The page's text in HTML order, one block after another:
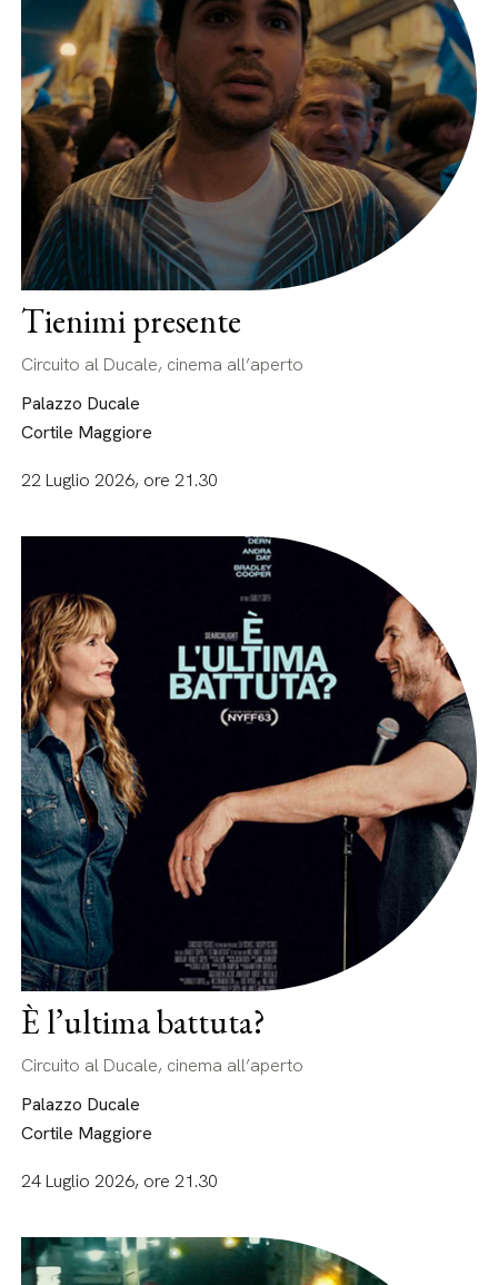
Tienimi presente
Circuito al Ducale, cinema all’aperto
Palazzo Ducale
Cortile Maggiore
22 Luglio 2026, ore 21.30
È l’ultima battuta?
Circuito al Ducale, cinema all’aperto
Palazzo Ducale
Cortile Maggiore
24 Luglio 2026, ore 21.30